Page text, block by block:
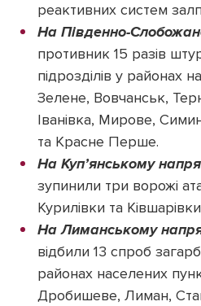
реактивних систем
На Південно-
противник 15 разів
підрозділів у районах
Зелене, Вовчанськ,
Іванівка, Мирове,
та Красне Перше.
На Куп’янському
зупинили три ворожі
Курилівки та
На Лиманському
відбили 13 спроб
районах населених
Дробишеве, Лиман,